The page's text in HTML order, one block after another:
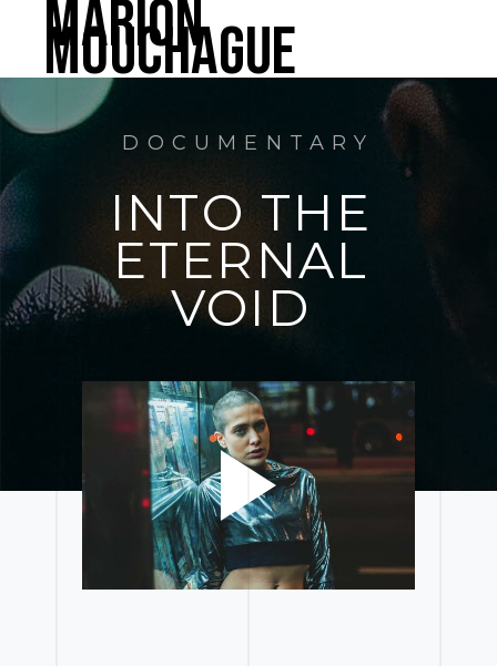
Marion
Mouchague
DOCUMENTARY
INTO THE
ETERNAL
VOID